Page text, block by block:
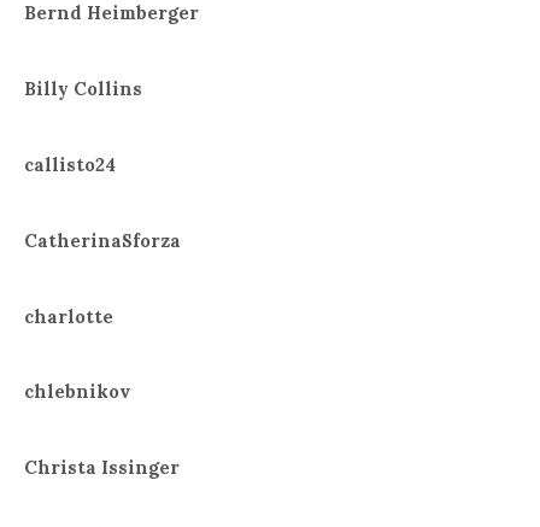
Bernd Heimberger
Billy Collins
callisto24
CatherinaSforza
charlotte
chlebnikov
Christa Issinger